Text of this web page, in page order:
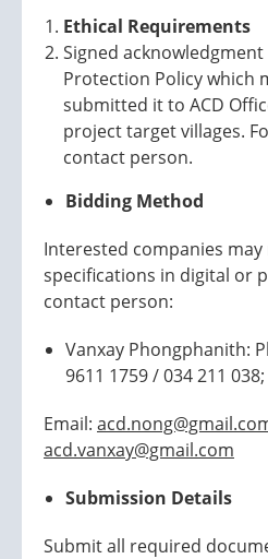
Ethical Requirements
Signed acknowledgment
Protection Policy which
submitted it to ACD
project target villages.
contact person.
Bidding Method
Interested companies
specifications in digital or
contact person:
Vanxay Phongphanith:
9611 1759 / 034 211 038;
Email:
acd.vanxay@gmail.com
Submission Details
Submit all required